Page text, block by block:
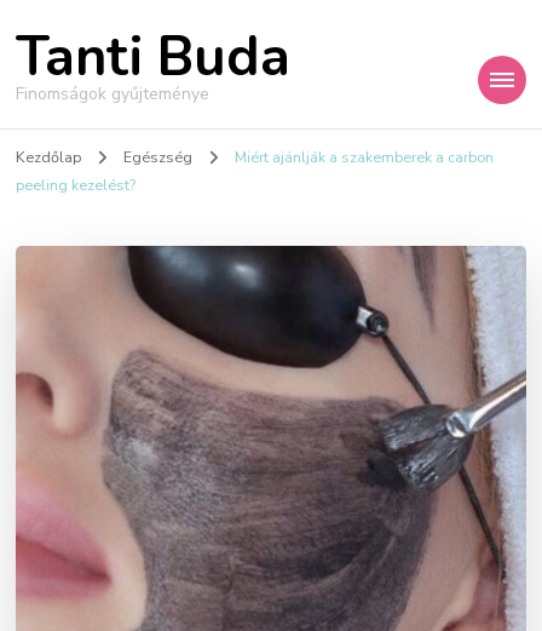
Tanti Buda
Finomságok gyűjteménye
Kezdőlap Egészség
Miért ajánlják a szakemberek a carbon
peeling kezelést?